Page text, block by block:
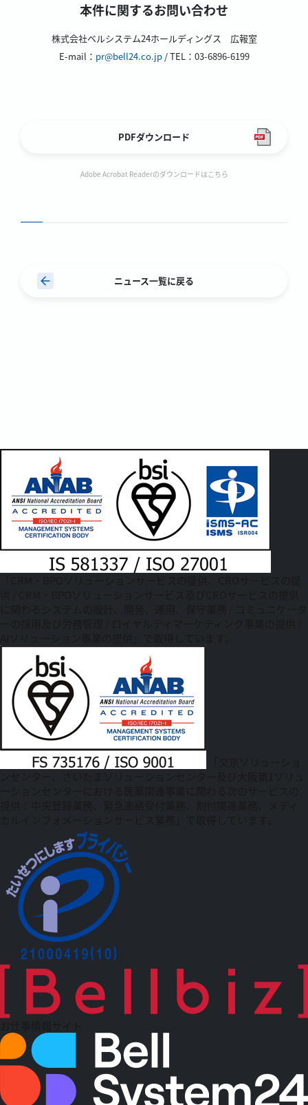
本件に関するお問い合わせ
株式会社ベルシステム24ホールディングス 広報室
E-mail： pr@bell24.co.jp/ TEL：03-6896-6199
PDFダウンロード
Adobe Acrobat Readerのダウンロードはこちら
ニュース一覧に戻る